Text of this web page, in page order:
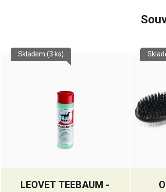
LEOVET TEEBAUM -
Skladem (3 ks)